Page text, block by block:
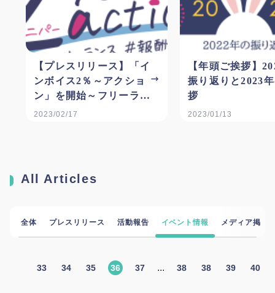
【プレスリリース】「イ
ンボイス2％～アクショ
ン」を開始～フリーラン
スの報酬適正化に向けた
2023/02/17
【年頭ご挨拶】
振り返りと2023
拶
2023/01/13
All Articles
全体 プレスリリース 活動報告 イベント情報 メディア掲載
33 34 35 36 37 ... 38 38 39 40